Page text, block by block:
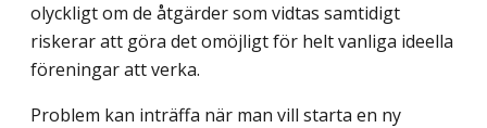
olyckligt om de åtgärder som vidtas samtidigt
riskerar att göra det omöjligt för helt vanliga ideella
föreningar att verka.
Problem kan inträffa när man vill starta en ny